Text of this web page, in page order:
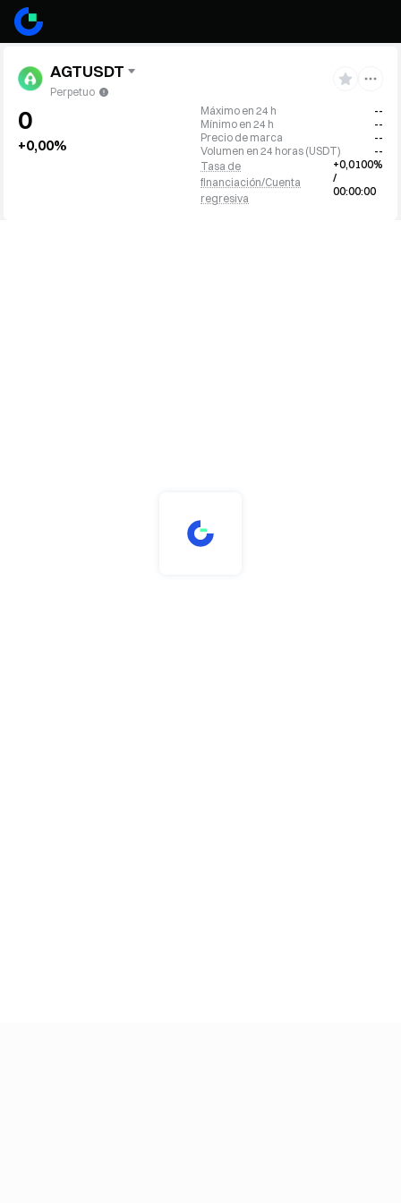
AGTUSDT
Perpetuo
0
+0,00%
Máximo en 24 h
--
Mínimo en 24 h
--
Precio de marca
--
Volumen en 24 horas (USDT)
--
Tasa de
financiación/Cuenta
regresiva
+0,0100%
/
00:00:00